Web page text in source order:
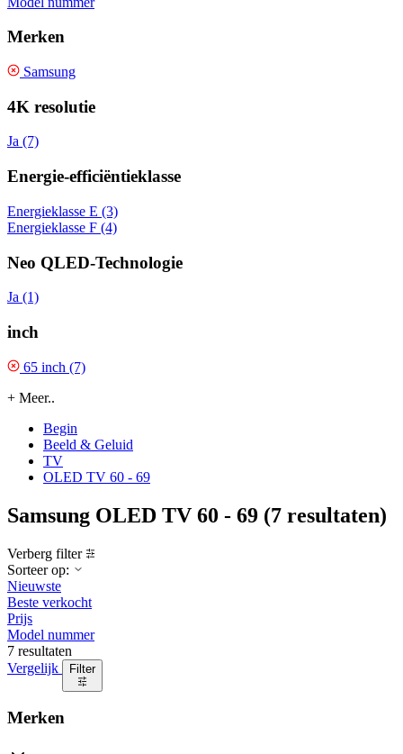
Merken
Samsung
4K resolutie
Ja (7)
Energie-efficiëntieklasse
Energieklasse E (3)
Energieklasse F (4)
Neo QLED-Technologie
Ja (1)
inch
65 inch (7)
+ Meer..
Begin
Beeld & Geluid
TV
OLED TV 60 - 69
Samsung OLED TV 60 - 69 (7 resultaten)
Verberg filter
Sorteer op:
Nieuwste
Beste verkocht
Prijs
Model nummer
7 resultaten
Vergelijk
Filter
Merken